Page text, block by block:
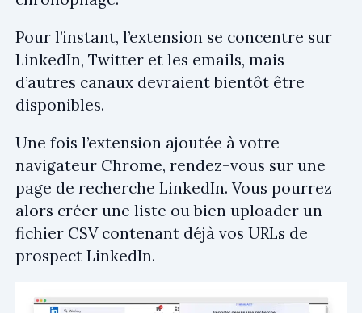
Pour l’instant, l’extension se concentre sur
LinkedIn, Twitter et les emails, mais
d’autres canaux devraient bientôt être
disponibles.
Une fois l’extension ajoutée à votre
navigateur Chrome, rendez-vous sur une
page de recherche LinkedIn. Vous pourrez
alors créer une liste ou bien uploader un
fichier CSV contenant déjà vos URLs de
prospect LinkedIn.